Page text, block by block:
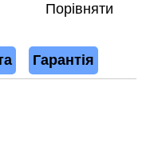
Порівняти
Гарантія